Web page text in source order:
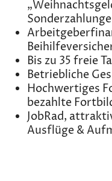
Bis zu 35 freie
Betriebliche
Hochwertiges
bezahlte
JobRad,
Ausflüge &